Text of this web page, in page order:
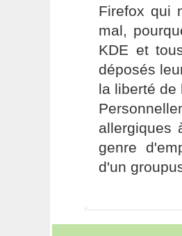
Firefox qui
mal,
KDE et
déposés
la liberté de
allergiques
genre
d'un